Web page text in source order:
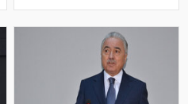
Mənbənin bildirdiyinə görə,
ehtimal olunan müvəqqət